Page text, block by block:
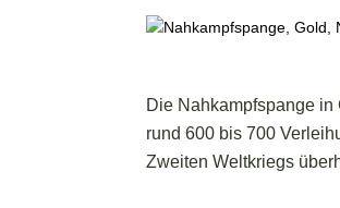
Die Nahkampfspange
rund 600 bis 700
Zweiten Weltkriegs